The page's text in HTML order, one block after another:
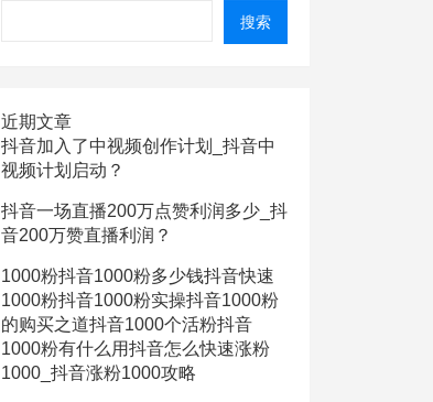
搜索
近期文章
抖音加入了中视频创作计划_抖音中
视频计划启动？
抖音一场直播200万点赞利润多少_抖
音200万赞直播利润？
1000粉抖音1000粉多少钱抖音快速
1000粉抖音1000粉实操抖音1000粉
的购买之道抖音1000个活粉抖音
1000粉有什么用抖音怎么快速涨粉
1000_抖音涨粉1000攻略